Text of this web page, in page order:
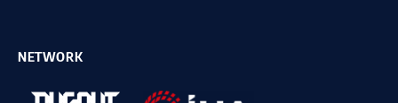
NETWORK